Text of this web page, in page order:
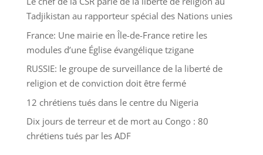
Tadjikistan au rapporteur spécial des Nations unies
France: Une mairie en Île-de-France retire les
modules d’une Église évangélique tzigane
RUSSIE: le groupe de surveillance de la liberté de
religion et de conviction doit être fermé
12 chrétiens tués dans le centre du Nigeria
Dix jours de terreur et de mort au Congo : 80
chrétiens tués par les ADF